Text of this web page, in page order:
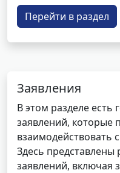
Перейти в раздел
Заявления
В этом разделе
заявлений, которые
взаимодействовать
Здесь
заявлений, включая